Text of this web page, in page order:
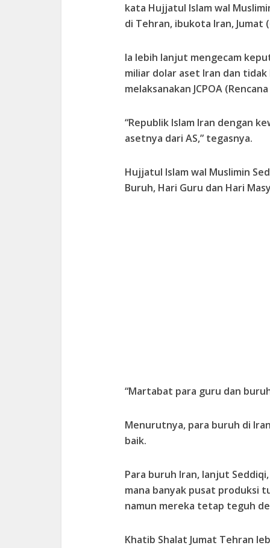
kata Hujjatul Islam wal
di Tehran, ibukota Iran, Jumat
Ia lebih lanjut mengecam
miliar dolar aset Iran dan
melaksanakan JCPOA
“Republik Islam Iran dengan
asetnya dari AS,” tegasnya.
Hujjatul Islam wal Muslimin
Buruh, Hari Guru dan Hari
“Martabat para guru dan
Menurutnya, para buruh di
baik.
Para buruh Iran, lanjut
mana banyak pusat produksi
namun mereka tetap teguh
Khatib Shalat Jumat Tehran